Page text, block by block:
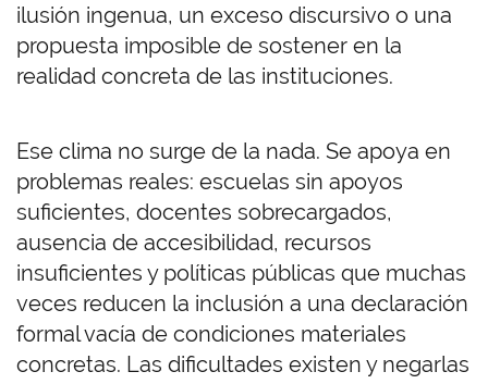
ilusión ingenua, un exceso discursivo o una
propuesta imposible de sostener en la
realidad concreta de las instituciones.
Ese clima no surge de la nada. Se apoya en
problemas reales: escuelas sin apoyos
suficientes, docentes sobrecargados,
ausencia de accesibilidad, recursos
insuficientes y políticas públicas que muchas
veces reducen la inclusión a una declaración
formal vacía de condiciones materiales
concretas. Las dificultades existen y negarlas